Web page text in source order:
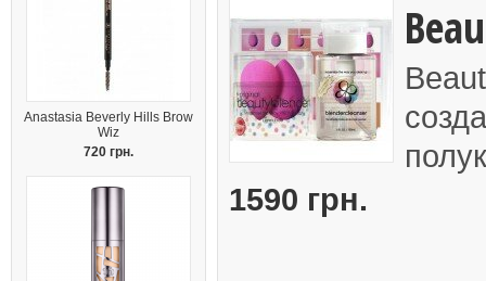
Anastasia Beverly Hills Brow
Wiz
720 грн.
1590 грн.